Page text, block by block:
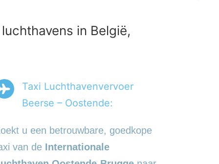
in België,
Taxi Luchthavenvervoer
Beerse – Oostende:
u een betrouwbare, goedkope
van de Internationale